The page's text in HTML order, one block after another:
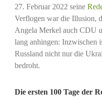
27. Februar 2022 seine
Verflogen war die Illusion,
Angela Merkel auch CDU
lang anhingen: Inzwischen
Russland nicht nur die
bedroht.
Die ersten 100 Tage der